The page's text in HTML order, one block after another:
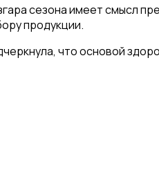
сезона имеет смысл
продукции.
что основой